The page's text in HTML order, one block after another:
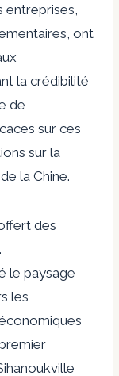
ont
la crédibilité
de
sur ces
sur la
la Chine.
des
le paysage
les